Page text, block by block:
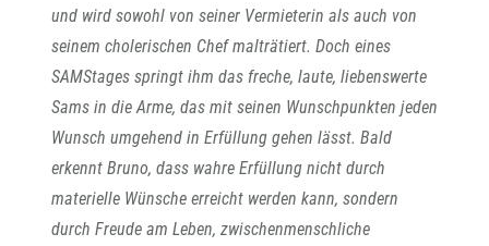
und wird sowohl von seiner Vermieterin als auch von
seinem cholerischen Chef malträtiert. Doch eines
SAMStages springt ihm das freche, laute, liebenswerte
Sams in die Arme, das mit seinen Wunschpunkten jeden
Wunsch umgehend in Erfüllung gehen lässt. Bald
erkennt Bruno, dass wahre Erfüllung nicht durch
materielle Wünsche erreicht werden kann, sondern
durch Freude am Leben, zwischenmenschliche